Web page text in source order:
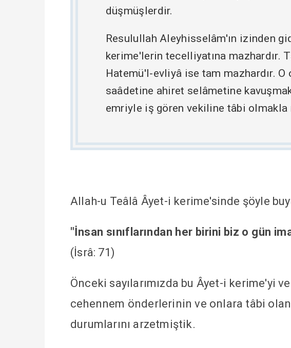
düşmüşlerdir.
Resulullah Aleyhisselâm'ın izinden
kerime'lerin tecelliyatına mazhardır.
Hatemü'l-evliyâ ise tam mazhardır.
saâdetine ahiret selâmetine
emriyle iş gören vekiline tâbi olmakla
Allah-u Teâlâ Âyet-i kerime'sinde şöyle
"İnsan sınıflarından her birini biz o gün
(İsrâ: 71)
Önceki sayılarımızda bu Âyet-i kerime'yi
cehennem önderlerinin ve onlara tâbi
durumlarını arzetmiştik.